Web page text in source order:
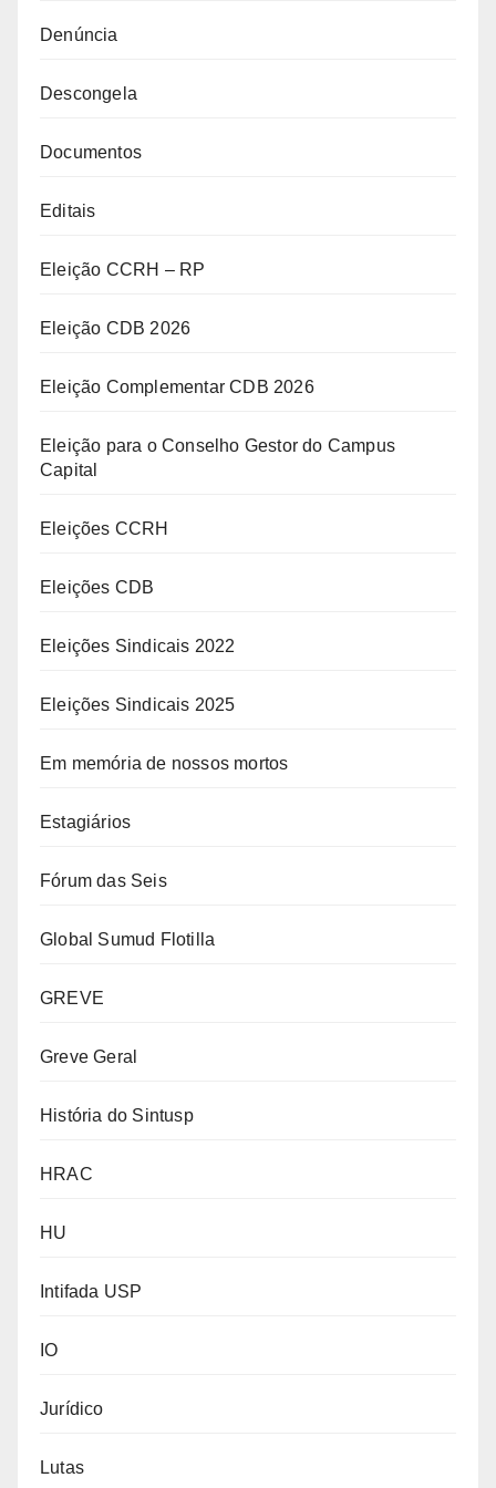
Denúncia
Descongela
Documentos
Editais
Eleição CCRH – RP
Eleição CDB 2026
Eleição Complementar CDB 2026
Eleição para o Conselho Gestor do Campus
Capital
Eleições CCRH
Eleições CDB
Eleições Sindicais 2022
Eleições Sindicais 2025
Em memória de nossos mortos
Estagiários
Fórum das Seis
Global Sumud Flotilla
GREVE
Greve Geral
História do Sintusp
HRAC
HU
Intifada USP
IO
Jurídico
Lutas